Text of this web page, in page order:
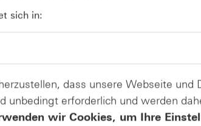
Wie lange bleibt der DAX® in
sich in:
dass unsere Webseite und
unbedingt erforderlich und werden
wir Cookies, um Ihre